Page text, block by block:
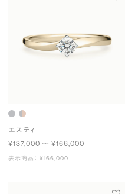
エスティ
¥137,000 〜 ¥166,000
表示商品： ¥166,000